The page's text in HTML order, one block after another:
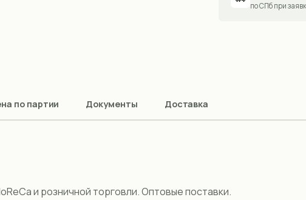
по СПб при
по партии Документы Доставка
и розничной торговли. Оптовые поставки.